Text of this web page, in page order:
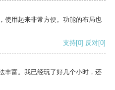
使用起来非常方便。功能的布局也
支持[0] 反对[0]
丰富。我已经玩了好几个小时，还